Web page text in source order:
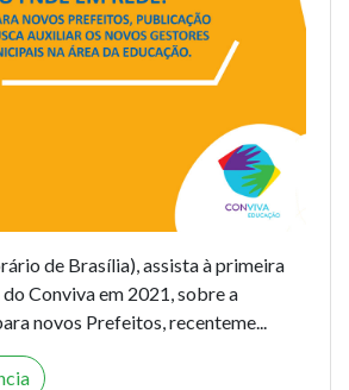
de Brasília), assista à primeira
Conviva em 2021, sobre a
novos Prefeitos, recenteme...